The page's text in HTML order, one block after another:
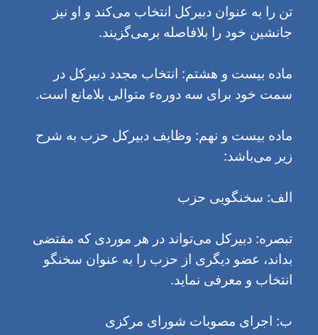
تن را به عنوان دبیرکل انتخاب می‌کند و او نیز
جانشین خود را بلافاصله برمی‌گزیند.
ماده بیست و هشتم: انتخاب مجدد دبیرکل در
سمت خود برای سه دورهء متوالی بلامانع است.
ماده بیست و نهم: وظایف دبیرکل حزب به شرح
زیر می‌باشد:
الف: سخنگویی حزب
تبصره: دبیرکل می‌تواند در هر موردی که مقتضی
بداند، عضو دیگری از حزب را به عنوان سخنگو
انتخاب و معرفی نماید.
ب: اجرای مصوبات شورای مرکزی